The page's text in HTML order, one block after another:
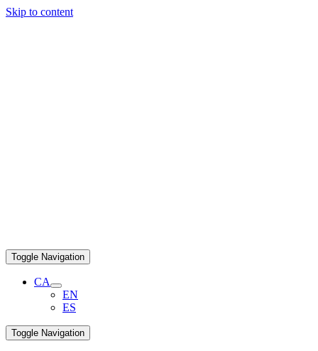
Skip to content
Toggle Navigation
CA
EN
ES
Toggle Navigation